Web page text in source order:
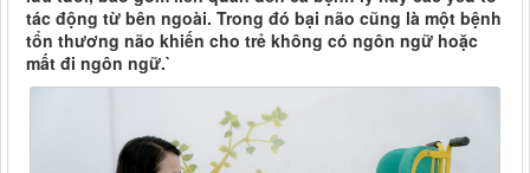
tác động từ bên ngoài. Trong đó bại não cũng là một bệnh
tổn thương não khiến cho trẻ không có ngôn ngữ hoặc
mất đi ngôn ngữ.`